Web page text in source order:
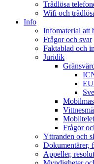
Trådlösa
Wifi och
Info
Infomaterial att
Frågor och svar
Faktablad och
Juridik
Frågor
Yttranden och
Dokumentärer,
Appeller,